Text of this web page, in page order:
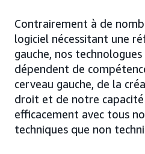
Contrairement à de
logiciel nécessitant une
gauche, nos
dépendent de
cerveau gauche, de la
droit et de notre
efficacement avec tous
techniques que non